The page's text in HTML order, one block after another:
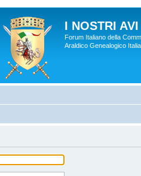
I NOSTRI AVI
Forum Italiano della
Araldico Genealogico